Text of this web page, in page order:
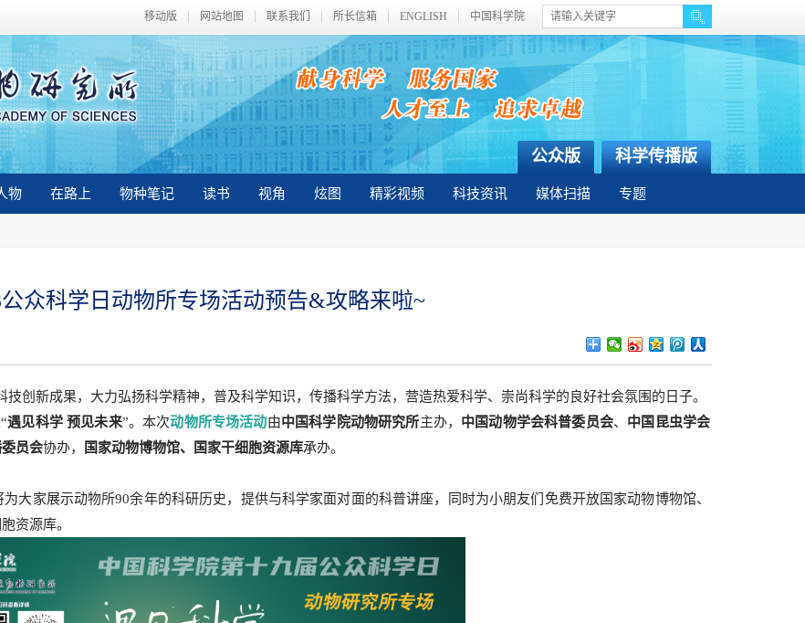
移动版 网站地图 联系我们 所长信箱 ENGLISH 中国科学院
科学传播版
公众版
物 在路上 物种笔记 读书 视角 炫图 精彩视频 科技资讯 媒体扫描 专题
公众科学日动物所专场活动预告&攻略来啦~
创新成果，大力弘扬科学精神，普及科学知识，传播科学方法，营造热爱科学、崇尚科学的良好社会氛围的日子。
遇见科学 预见未来”。本次动物所专场活动由中国科学院动物研究所主办， 中国动物学会科普委员会、 中国昆虫学会
员会协办， 国家动物博物馆、国家干细胞资源库承办。
大家展示动物所90余年的科研历史，提供与科学家面对面的科普讲座，同时为小朋友们免费开放国家动物博物馆、
资源库。